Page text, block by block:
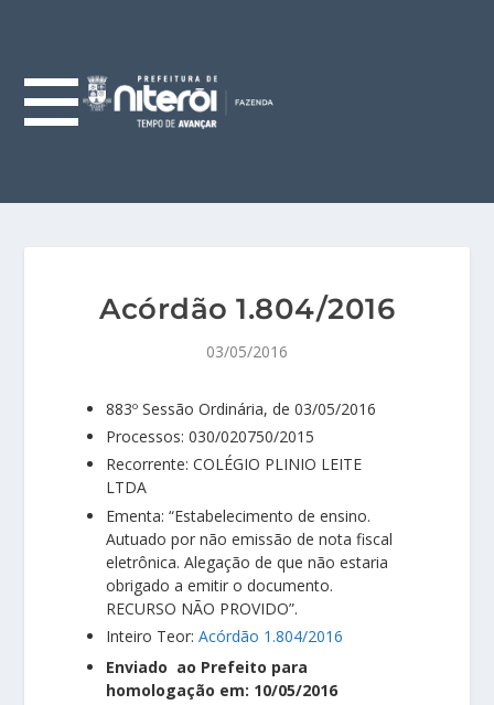
Acórdão 1.804/2016
03/05/2016
883º Sessão Ordinária, de 03/05/2016
Processos: 030/020750/2015
Recorrente: COLÉGIO PLINIO LEITE
LTDA
Ementa: “Estabelecimento de ensino.
Autuado por não emissão de nota fiscal
eletrônica. Alegação de que não estaria
obrigado a emitir o documento.
RECURSO NÃO PROVIDO”.
Inteiro Teor:Acórdão 1.804/2016
Enviado ao Prefeito para
homologação em: 10/05/2016